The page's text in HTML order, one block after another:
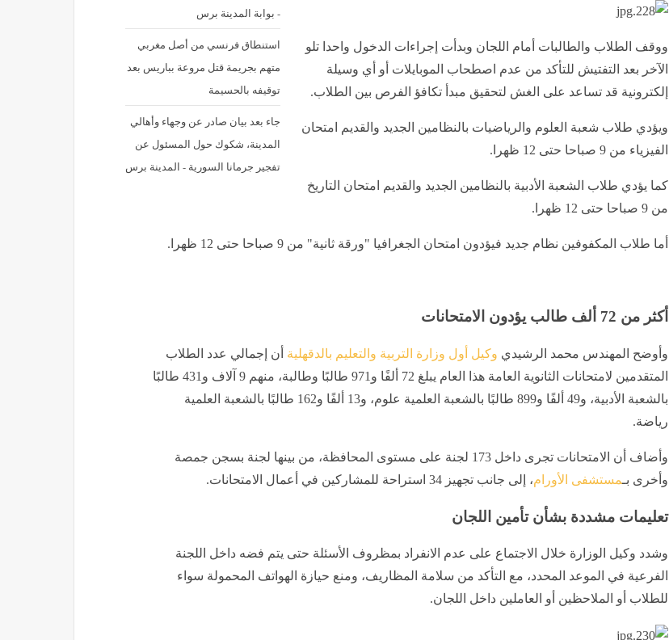
- بوابة المدينة برس
استنطاق فرنسي من أصل مغربي
متهم بجريمة قتل مروعة بباريس بعد
توقيفه بالحسيمة
جاء بعد بيان صادر عن وجهاء وأهالي
المدينة، شكوك حول المسئول عن
تفجير جرمانا السورية - المدينة برس
ووقف الطلاب والطالبات أمام اللجان وبدأت إجراءات الدخول واحدا تلو
الآخر بعد التفتيش للتأكد من عدم اصطحاب الموبايلات أو أي وسيلة
إلكترونية قد تساعد على الغش لتحقيق مبدأ تكافؤ الفرص بين الطلاب.
ويؤدي طلاب شعبة العلوم والرياضيات بالنظامين الجديد والقديم امتحان
الفيزياء من 9 صباحا حتى 12 ظهرا.
كما يؤدي طلاب الشعبة الأدبية بالنظامين الجديد والقديم امتحان التاريخ
من 9 صباحا حتى 12 ظهرا.
أما طلاب المكفوفين نظام جديد فيؤدون امتحان الجغرافيا "ورقة ثانية" من 9 صباحا حتى 12 ظهرا.
أكثر من 72 ألف طالب يؤدون الامتحانات
وأوضح المهندس محمد الرشيدي وكيل أول وزارة التربية والتعليم بالدقهلية أن إجمالي عدد الطلاب
المتقدمين لامتحانات الثانوية العامة هذا العام يبلغ 72 ألفًا و971 طالبًا وطالبة، منهم 9 آلاف و431 طالبًا
بالشعبة الأدبية، و49 ألفًا و899 طالبًا بالشعبة العلمية علوم، و13 ألفًا و162 طالبًا بالشعبة العلمية
رياضة.
وأضاف أن الامتحانات تجرى داخل 173 لجنة على مستوى المحافظة، من بينها لجنة بسجن جمصة
وأخرى بـمستشفى الأورام، إلى جانب تجهيز 34 استراحة للمشاركين في أعمال الامتحانات.
تعليمات مشددة بشأن تأمين اللجان
وشدد وكيل الوزارة خلال الاجتماع على عدم الانفراد بمظروف الأسئلة حتى يتم فضه داخل اللجنة
الفرعية في الموعد المحدد، مع التأكد من سلامة المظاريف، ومنع حيازة الهواتف المحمولة سواء
للطلاب أو الملاحظين أو العاملين داخل اللجان.